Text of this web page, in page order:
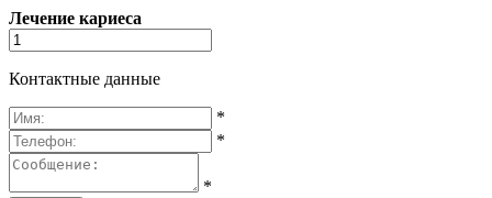
Лечение кариеса
Контактные данные
*
*
*